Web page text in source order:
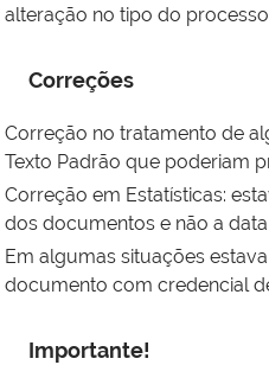
alteração no tipo do
Correções
Correção no tratamento de
Texto Padrão que poderiam
Correção em Estatísticas:
dos documentos e não a
Em algumas situações
documento com credencial
Importante!